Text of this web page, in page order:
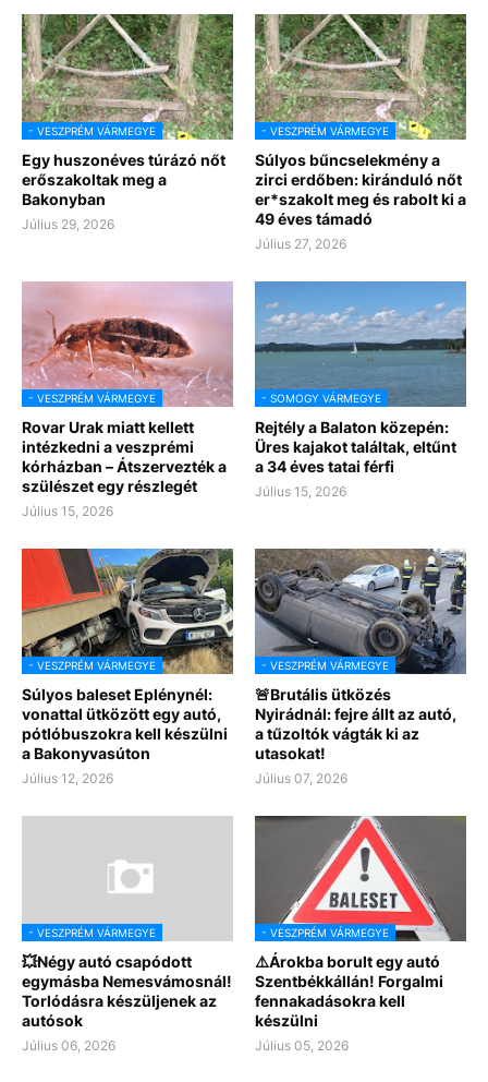
- VESZPRÉM VÁRMEGYE
Egy huszonéves túrázó nőt
erőszakoltak meg a
Bakonyban
Július 29, 2026
- VESZPRÉM VÁRMEGYE
Súlyos bűncselekmény a
zirci erdőben: kiránduló nőt
er*szakolt meg és rabolt ki a
49 éves támadó
Július 27, 2026
- VESZPRÉM VÁRMEGYE
Rovar Urak miatt kellett
intézkedni a veszprémi
kórházban – Átszervezték a
szülészet egy részlegét
Július 15, 2026
- SOMOGY VÁRMEGYE
Rejtély a Balaton közepén:
Üres kajakot találtak, eltűnt
a 34 éves tatai férfi
Július 15, 2026
- VESZPRÉM VÁRMEGYE
Súlyos baleset Eplénynél:
vonattal ütközött egy autó,
pótlóbuszokra kell készülni
a Bakonyvasúton
Július 12, 2026
- VESZPRÉM VÁRMEGYE
🚨Brutális ütközés
Nyirádnál: fejre állt az autó,
a tűzoltók vágták ki az
utasokat!
Július 07, 2026
- VESZPRÉM VÁRMEGYE
💥Négy autó csapódott
egymásba Nemesvámosnál!
Torlódásra készüljenek az
autósok
Július 06, 2026
- VESZPRÉM VÁRMEGYE
⚠️Árokba borult egy autó
Szentbékkállán! Forgalmi
fennakadásokra kell
készülni
Július 05, 2026